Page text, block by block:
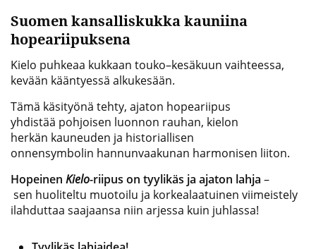
Suomen kansalliskukka kauniina
hopeariipuksena
Kielo puhkeaa kukkaan touko–kesäkuun vaihteessa,
kevään kääntyessä alkukesään.
Tämä käsityönä tehty, ajaton hopeariipus
yhdistää pohjoisen luonnon rauhan, kielon
herkän kauneuden ja historiallisen
onnensymbolin hannunvaakunan harmonisen liiton.
Hopeinen Kielo-riipus on tyylikäs ja ajaton lahja –
sen huoliteltu muotoilu ja korkealaatuinen viimeistely
ilahduttaa saajaansa niin arjessa kuin juhlassa!